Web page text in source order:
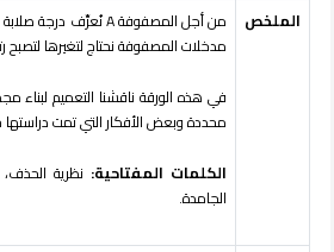
الملخص من أجل المصفوفةAنُعرِّف درجة
مدخلات المصفوفة نحتاج لتغيرها لتصبح
في هذه الورقة ناقشنا التعميم
محددة وبعض الأفكار التي تمت
الكلمات المفتاحية: نظرية
الجامدة.